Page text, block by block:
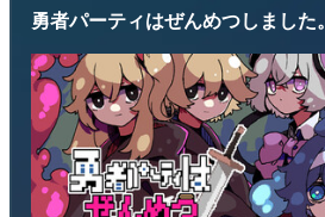
勇者パーティはぜんめつしました。